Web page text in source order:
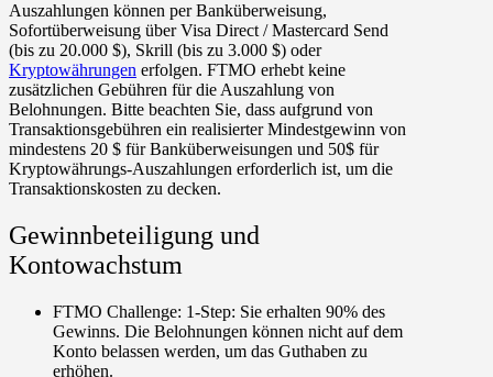
Auszahlungen können per Banküberweisung,
Sofortüberweisung über Visa Direct / Mastercard Send
(bis zu 20.000 $), Skrill (bis zu 3.000 $) oder
Kryptowährungen erfolgen. FTMO erhebt keine
zusätzlichen Gebühren für die Auszahlung von
Belohnungen. Bitte beachten Sie, dass aufgrund von
Transaktionsgebühren ein realisierter Mindestgewinn von
mindestens 20 $ für Banküberweisungen und 50$ für
Kryptowährungs-Auszahlungen erforderlich ist, um die
Transaktionskosten zu decken.
Gewinnbeteiligung und
Kontowachstum
FTMO Challenge: 1-Step: Sie erhalten 90% des
Gewinns. Die Belohnungen können nicht auf dem
Konto belassen werden, um das Guthaben zu
erhöhen.